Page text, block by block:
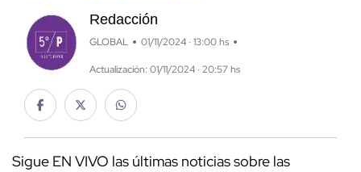
Redacción
GLOBAL 01/11/2024 · 13:00 hs
Actualización: 01/11/2024 · 20:57 hs
Sigue EN VIVO las últimas noticias sobre las